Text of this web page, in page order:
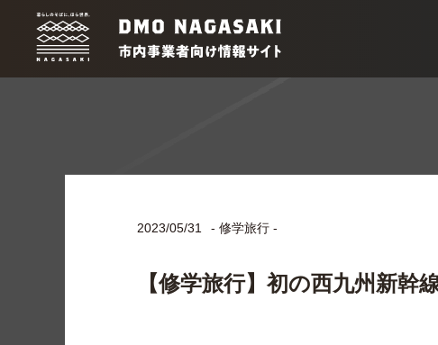
2023/05/31 - 修学旅行 -
【修学旅行】初の西九州新幹